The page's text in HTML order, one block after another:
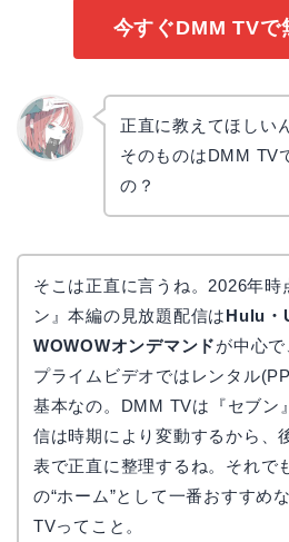
今すぐDMM TVで
正直に教えてほしい
そのものはDMM TV
の？
そこは正直に言うね。2026年時
ン』本編の見放題配信はHulu・
WOWOWオンデマンドが中心
プライムビデオではレンタル
基本なの。DMM TVは『セブン
信は時期により変動するから、
表で正直に整理するね。それで
の“ホーム”として一番おすすめ
TVってこと。